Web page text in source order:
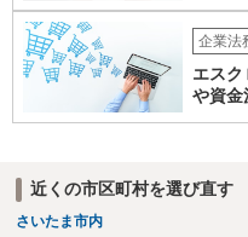
企業法
エス
や資金
近くの市区町村を選び直す
さいたま市内